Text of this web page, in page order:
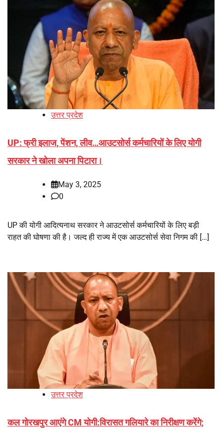
उत्तर प्रदेश
UP: फ्री इलाज, पेंशन, लीव…आउटसोर्स कर्मचारियों के लिए योगी
सरकार ने खोला अपना पिटारा।
May 3, 2025
0
UP की योगी आदित्यनाथ सरकार ने आउटसोर्स कर्मचारियों के लिए बड़ी
राहत की घोषणा की है। जल्द ही राज्य में एक आउटसोर्स सेवा निगम की […]
उत्तर प्रदेश
कल गोरखपुर आएंगे CM योगी:विरासत गलियारे का निरीक्षण करेंगे;